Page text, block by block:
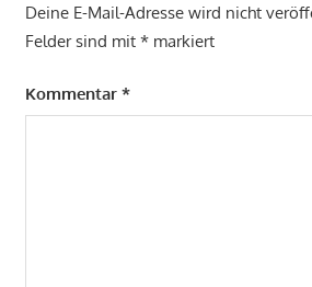
Deine E-Mail-Adresse wird nicht
Felder sind mit *markiert
Kommentar *